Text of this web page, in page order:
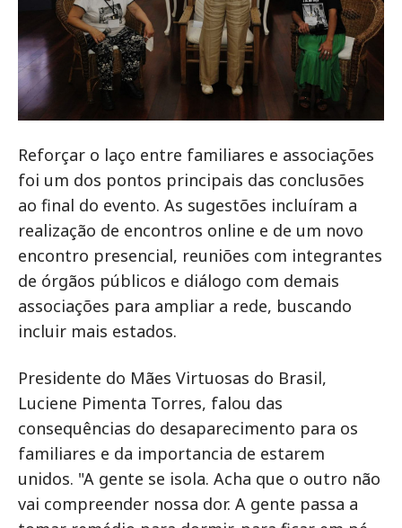
Reforçar o laço entre familiares e associações
foi um dos pontos principais das conclusões
ao final do evento. As sugestões incluíram a
realização de encontros online e de um novo
encontro presencial, reuniões com integrantes
de órgãos públicos e diálogo com demais
associações para ampliar a rede, buscando
incluir mais estados.
Presidente do Mães Virtuosas do Brasil,
Luciene Pimenta Torres, falou das
consequências do desaparecimento para os
familiares e da importancia de estarem
unidos. "A gente se isola. Acha que o outro não
vai compreender nossa dor. A gente passa a